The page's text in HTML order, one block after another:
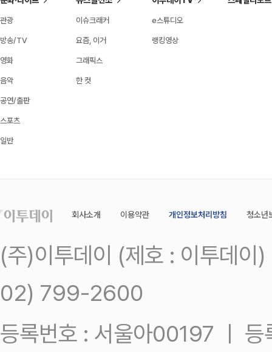
관광
방송/TV
영화
음악
공연/출판
스포츠
일반
이슈크래커
요즘, 이거
그래픽스
한 컷
e스튜디오
랭킹영상
회사소개 이용약관 개인정보처리방침 청소년
(주)이투데이 (제호 : 이투데
02) 799-2600
등록번호 : 서울아00197 ㅣ